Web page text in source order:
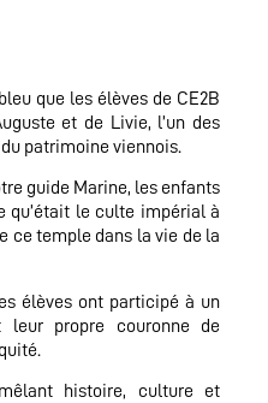
que les élèves de CE2B
et de Livie, l’un des
patrimoine viennois.
guide Marine, les enfants
qu’était le culte impérial à
ce temple dans la vie de la
élèves ont participé à un
propre couronne de
histoire, culture et